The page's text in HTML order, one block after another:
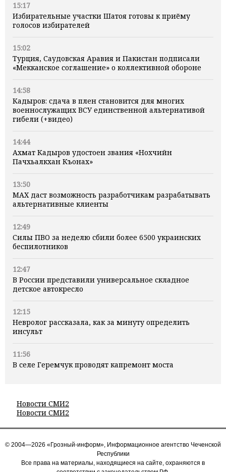
15:17
Избирательные участки Шатоя готовы к приёму
голосов избирателей
15:02
Турция, Саудовская Аравия и Пакистан подписали
«Мекканское соглашение» о коллективной обороне
14:58
Кадыров: сдача в плен становится для многих
военнослужащих ВСУ единственной альтернативой
гибели (+видео)
14:44
Ахмат Кадыров удостоен звания «Нохчийн
Пачхьалкхан Къонах»
13:50
MAX даст возможность разработчикам разрабатывать
альтернативные клиенты
12:49
Силы ПВО за неделю сбили более 6500 украинских
беспилотников
12:47
В России представили универсальное складное
детское автокресло
12:15
Невролог рассказала, как за минуту определить
инсульт
11:56
В селе Геремчук проводят капремонт моста
Новости СМИ2
Новости СМИ2
© 2004—2026 «Грозный-информ», Информационное агентство Чеченской
Республики
Все права на материалы, находящиеся на сайте, охраняются в